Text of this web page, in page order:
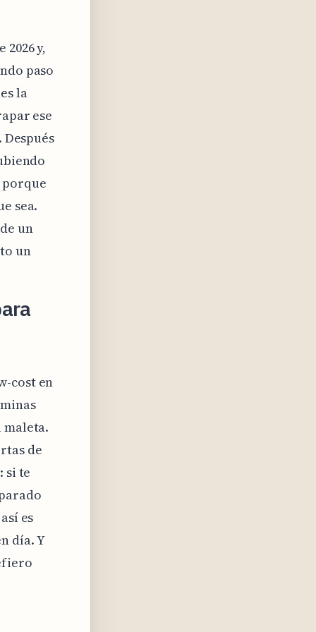
y,
paso
la
ese
porque
sea.
un
un
cost en
maleta.
de
si te
es
día. Y